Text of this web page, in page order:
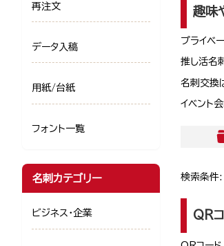
趣味
プライベ
推し活名
名刺交換
イベント
検索条件:
QR
再注文
データ入稿
用紙/台紙
フォント一覧
名刺カテゴリー
ビジネス・企業